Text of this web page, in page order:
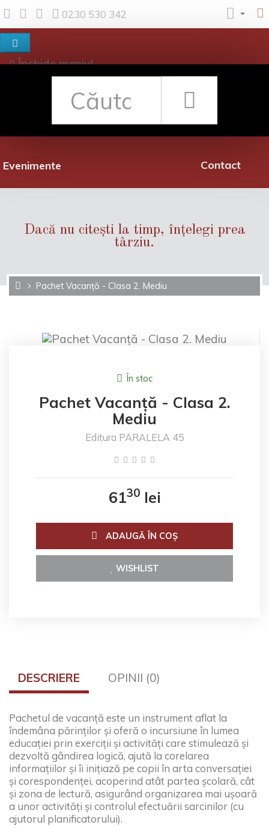
0230 530 342
Închide meniul
Evenimente
Rețea librării
Contact
Dacă nu citești la timp, înțelegi prea
târziu.
Pachet Vacanță - Clasa 2. Mediu
În stoc
Pachet Vacanță - Clasa 2.
Mediu
Editura PARALELA 45
6130lei
ADAUGĂ ÎN COŞ
WISHLIST
DESCRIERE OPINII (0)
Pachetul de vacanță este un instrument aflat la
îndemâna părinților și oferă o incursiune în lumea
educației prin exerciții și activități care stimulează și
dezvoltă gândirea logică, ajută la corelarea
informațiilor și îi inițiază pe copii în arta conversației
și corespondenței, acoperind atât partea școlară, cât
și zona de lectură, asigurând organizarea mai ușoară
a unor activități și controlul efectuării sarcinilor (cu
ajutorul planificatorului).